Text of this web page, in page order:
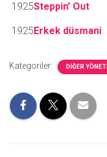
1925Steppin’ Out
1925Erkek düsmani
Kategoriler: DİĞER